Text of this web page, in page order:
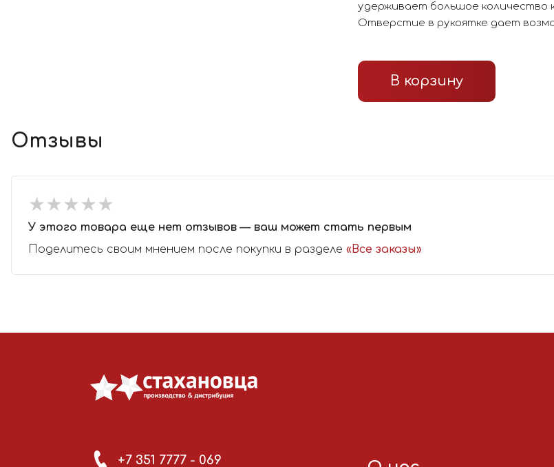
удерживает большое количество
Отверстие в рукоятке дает
В корзину
Отзывы
★★★★★
★★★★★
У этого товара еще нет отзывов — ваш может стать первым
Поделитесь своим мнением после покупки в разделе «Все заказы»
+7 351 7777 - 069